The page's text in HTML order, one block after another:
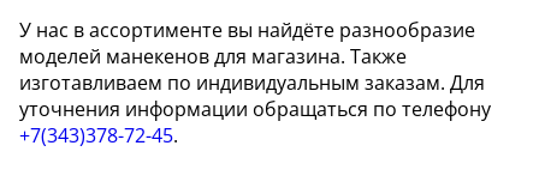
У нас в ассортименте вы найдёте разнообразие
моделей манекенов для магазина. Также
изготавливаем по индивидуальным заказам. Для
уточнения информации обращаться по телефону
+7(343)378-72-45.